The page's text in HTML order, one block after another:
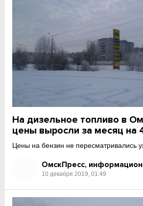
На дизельное топливо в
цены выросли за месяц на
Цены на бензин не пересматривались
ОмскПресс,
10 декабря 2019, 01:49